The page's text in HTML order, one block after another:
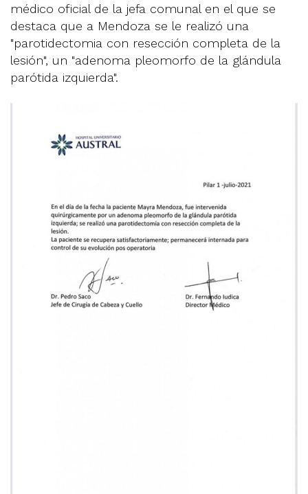
médico oficial de la jefa comunal en el que se
destaca que a Mendoza se le realizó una
"parotidectomia con resección completa de la
lesión", un "adenoma pleomorfo de la glándula
parótida izquierda".